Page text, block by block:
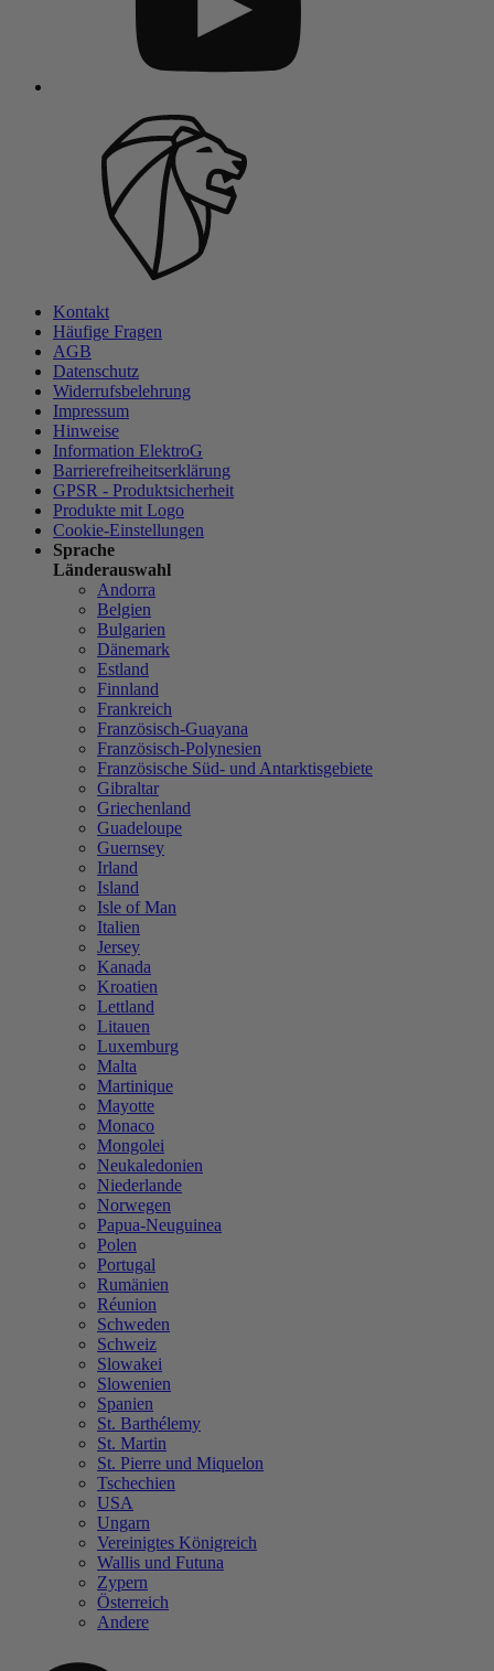
Kontakt
Häufige Fragen
AGB
Datenschutz
Widerrufsbelehrung
Impressum
Hinweise
Information ElektroG
Barrierefreiheitserklärung
GPSR - Produktsicherheit
Produkte mit Logo
Cookie-Einstellungen
Sprache
Länderauswahl
Andorra
Belgien
Bulgarien
Dänemark
Estland
Finnland
Frankreich
Französisch-Guayana
Französisch-Polynesien
Französische Süd- und Antarktisgebiete
Gibraltar
Griechenland
Guadeloupe
Guernsey
Irland
Island
Isle of Man
Italien
Jersey
Kanada
Kroatien
Lettland
Litauen
Luxemburg
Malta
Martinique
Mayotte
Monaco
Mongolei
Neukaledonien
Niederlande
Norwegen
Papua-Neuguinea
Polen
Portugal
Rumänien
Réunion
Schweden
Schweiz
Slowakei
Slowenien
Spanien
St. Barthélemy
St. Martin
St. Pierre und Miquelon
Tschechien
USA
Ungarn
Vereinigtes Königreich
Wallis und Futuna
Zypern
Österreich
Andere